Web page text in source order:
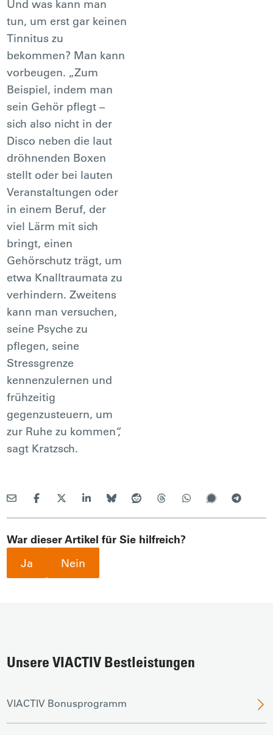
Und was kann man
tun, um erst gar keinen
Tinnitus zu
bekommen? Man kann
vorbeugen. „Zum
Beispiel, indem man
sein Gehör pflegt –
sich also nicht in der
Disco neben die laut
dröhnenden Boxen
stellt oder bei lauten
Veranstaltungen oder
in einem Beruf, der
viel Lärm mit sich
bringt, einen
Gehörschutz trägt, um
etwa Knalltraumata zu
verhindern. Zweitens
kann man versuchen,
seine Psyche zu
pflegen, seine
Stressgrenze
kennenzulernen und
frühzeitig
gegenzusteuern, um
zur Ruhe zu kommen“,
sagt Kratzsch.
War dieser Artikel für Sie hilfreich?
Ja
Nein
Unsere VIACTIV Bestleistungen
VIACTIV Bonusprogramm